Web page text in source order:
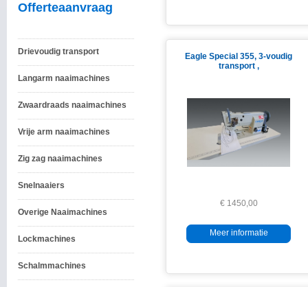
Offerteaanvraag
Drievoudig transport
Langarm naaimachines
Zwaardraads naaimachines
Vrije arm naaimachines
Zig zag naaimachines
Snelnaaiers
Overige Naaimachines
Lockmachines
Schalmmachines
Eagle Special 355, 3-voudig
transport ,
€ 1450,00
Meer informatie